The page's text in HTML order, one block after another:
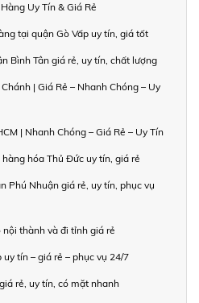
Uy Tín & Giá Rẻ
tại quận Gò Vấp uy tín, giá tốt
Bình Tân giá rẻ, uy tín, chất lượng
| Giá Rẻ – Nhanh Chóng – Uy
| Nhanh Chóng – Giá Rẻ – Uy Tín
hóa Thủ Đức uy tín, giá rẻ
Phú Nhuận giá rẻ, uy tín, phục vụ
thành và đi tỉnh giá rẻ
tín – giá rẻ – phục vụ 24/7
rẻ, uy tín, có mặt nhanh